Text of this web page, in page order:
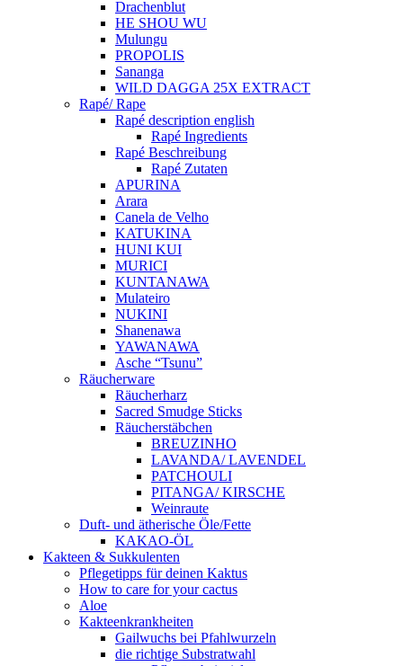
Drachenblut
HE SHOU WU
Mulungu
PROPOLIS
Sananga
WILD DAGGA 25X EXTRACT
Rapé/ Rape
Rapé description english
Rapé Ingredients
Rapé Beschreibung
Rapé Zutaten
APURINA
Arara
Canela de Velho
KATUKINA
HUNI KUI
MURICI
KUNTANAWA
Mulateiro
NUKINI
Shanenawa
YAWANAWA
Asche “Tsunu”
Räucherware
Räucherharz
Sacred Smudge Sticks
Räucherstäbchen
BREUZINHO
LAVANDA/ LAVENDEL
PATCHOULI
PITANGA/ KIRSCHE
Weinraute
Duft- und ätherische Öle/Fette
KAKAO-ÖL
Kakteen & Sukkulenten
Pflegetipps für deinen Kaktus
How to care for your cactus
Aloe
Kakteenkrankheiten
Gailwuchs bei Pfahlwurzeln
die richtige Substratwahl